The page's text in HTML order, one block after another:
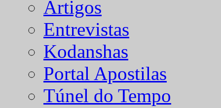
Artigos
Entrevistas
Kodanshas
Portal Apostilas
Túnel do Tempo